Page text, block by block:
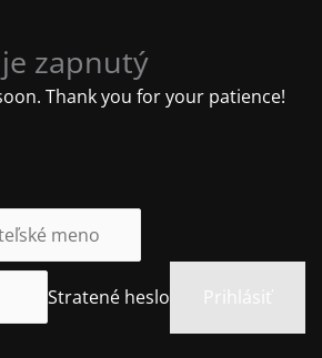
zapnutý
Thank you for your patience!
Stratené heslo